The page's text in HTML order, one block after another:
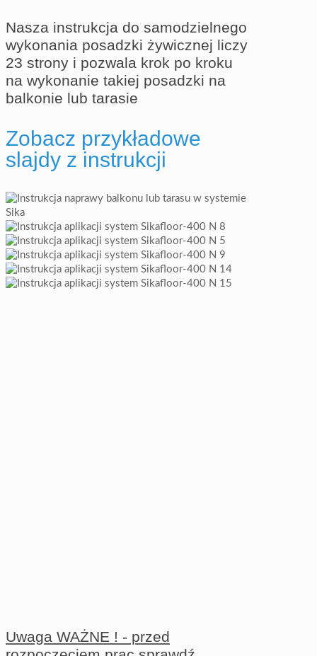
Nasza instrukcja do samodzielnego
wykonania posadzki żywicznej liczy
23 strony i pozwala krok po kroku
na wykonanie takiej posadzki na
balkonie lub tarasie
Zobacz przykładowe
slajdy z instrukcji
Uwaga WAŻNE ! - przed